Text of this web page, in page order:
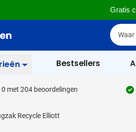
Gratis
Zoek
Zoek
Bestsellers
is 86
met 204 beoordelingen
Recycle Elliott